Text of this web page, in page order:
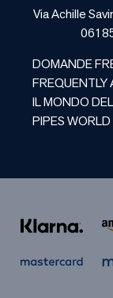
Via Achille
DOMANDE
FREQUENTLY
IL MONDO
PIPES WORLD